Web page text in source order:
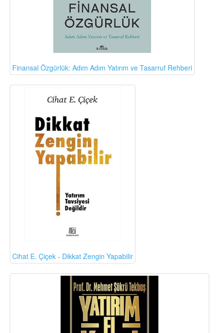
Finansal Özgürlük: Adım Adım Yatırım ve Tasarruf Rehberi
Cihat E. Çiçek - Dikkat Zengin Yapabilir